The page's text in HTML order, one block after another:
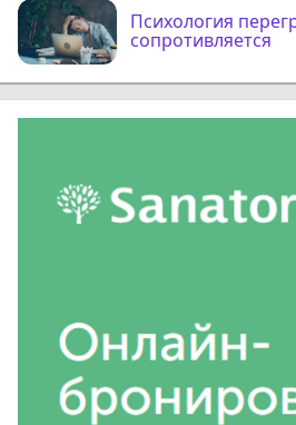
Психология
сопротивляется